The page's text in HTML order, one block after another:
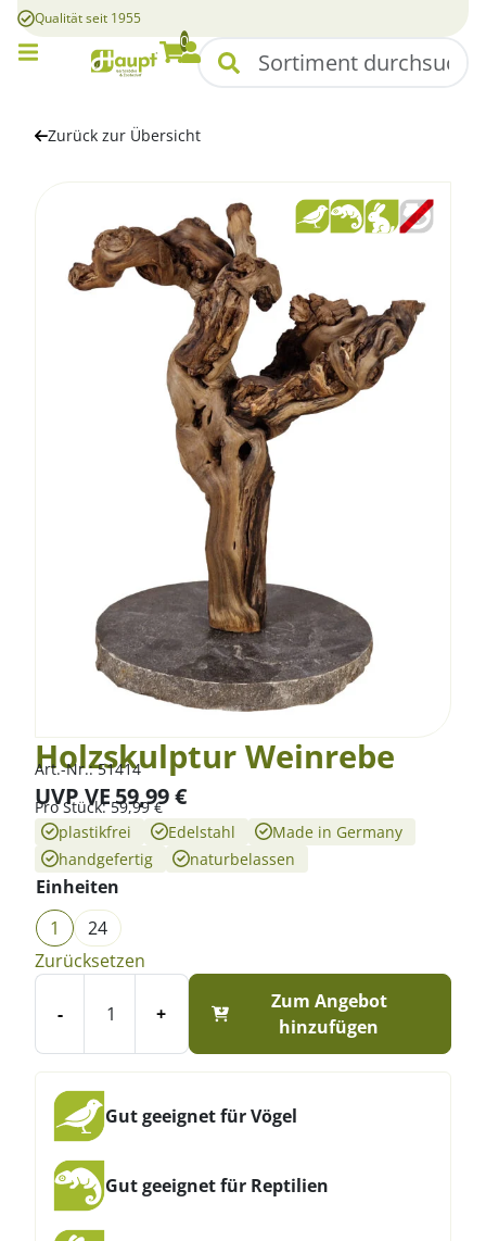
Qualität seit 1955
Suchen
0
Warenkorb
Konto
Mobile Menü
Zurück zur Übersicht
Holzskulptur Weinrebe
Art.-Nr.:51414
UVP VE59,99€
ProStück:59,99€
plastikfrei
Edelstahl
Made in Germany
handgefertig
naturbelassen
Einheiten
1
24
Zurücksetzen
- +
Zum Angebot
hinzufügen
Gut geeignet für Vögel
Gut geeignet für Reptilien